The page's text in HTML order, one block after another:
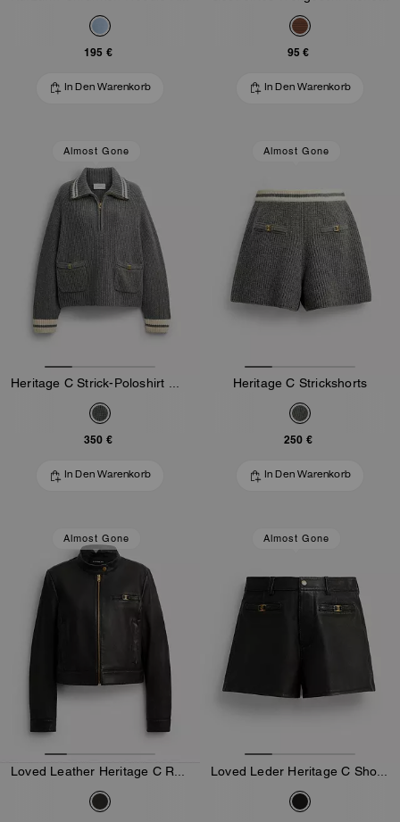
195 €
In Den Warenkorb
95 €
In Den Warenkorb
Almost Gone
Heritage C Strick-Poloshirt mit Viertel-Reißverschluss
350 €
In Den Warenkorb
Almost Gone
Heritage C Strickshorts
250 €
In Den Warenkorb
Almost Gone Almost Gone